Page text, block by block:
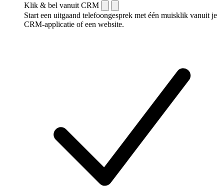
Klik & bel vanuit CRM
Start een uitgaand telefoongesprek met één muisklik vanuit je
CRM-applicatie of een website.